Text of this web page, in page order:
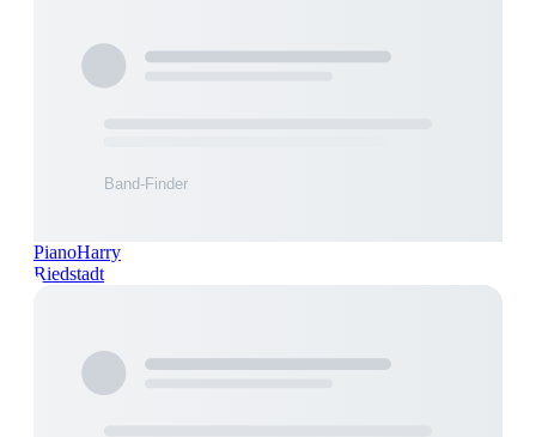
PianoHarry
Riedstadt